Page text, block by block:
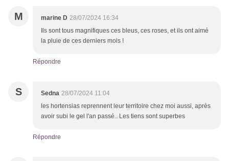
M marine D 28/07/2024 16:34
Ils sont tous magnifiques ces bleus, ces roses, et ils ont aimé
la pluie de ces derniers mois !
Répondre
S Sedna 28/07/2024 11:04
les hortensias reprennent leur territoire chez moi aussi, après
avoir subi le gel l'an passé.. Les tiens sont superbes
Répondre